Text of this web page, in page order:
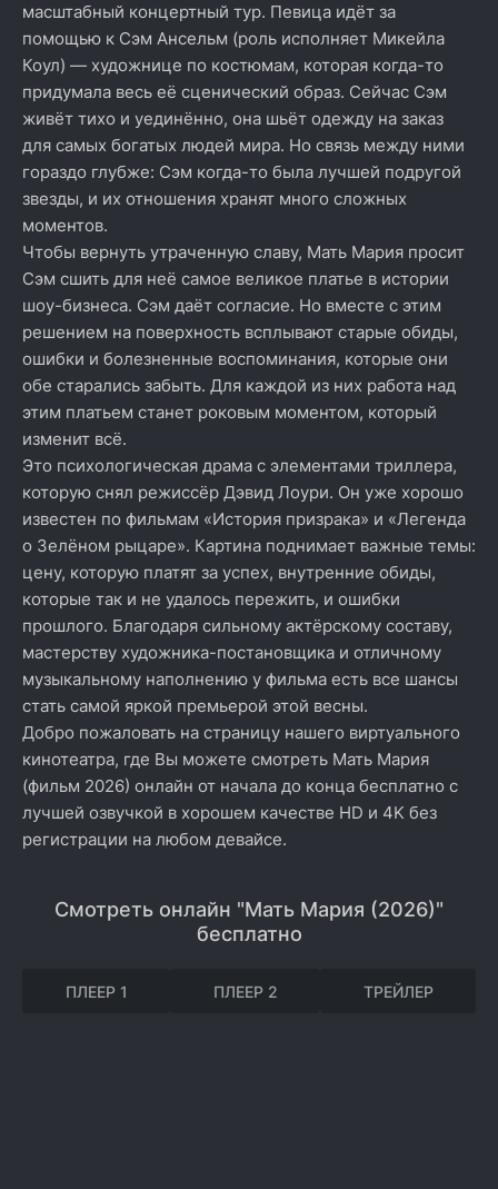
масштабный концертный тур. Певица идёт за
помощью к Сэм Ансельм (роль исполняет Микейла
Коул) — художнице по костюмам, которая когда-то
придумала весь её сценический образ. Сейчас Сэм
живёт тихо и уединённо, она шьёт одежду на заказ
для самых богатых людей мира. Но связь между ними
гораздо глубже: Сэм когда-то была лучшей подругой
звезды, и их отношения хранят много сложных
моментов.
Чтобы вернуть утраченную славу, Мать Мария просит
Сэм сшить для неё самое великое платье в истории
шоу-бизнеса. Сэм даёт согласие. Но вместе с этим
решением на поверхность всплывают старые обиды,
ошибки и болезненные воспоминания, которые они
обе старались забыть. Для каждой из них работа над
этим платьем станет роковым моментом, который
изменит всё.
Это психологическая драма с элементами триллера,
которую снял режиссёр Дэвид Лоури. Он уже хорошо
известен по фильмам «История призрака» и «Легенда
о Зелёном рыцаре». Картина поднимает важные темы:
цену, которую платят за успех, внутренние обиды,
которые так и не удалось пережить, и ошибки
прошлого. Благодаря сильному актёрскому составу,
мастерству художника-постановщика и отличному
музыкальному наполнению у фильма есть все шансы
стать самой яркой премьерой этой весны.
Добро пожаловать на страницу нашего виртуального
кинотеатра, где Вы можете смотреть Мать Мария
(фильм 2026) онлайн от начала до конца бесплатно с
лучшей озвучкой в хорошем качестве HD и 4K без
регистрации на любом девайсе.
Смотреть онлайн "Мать Мария (2026)"
бесплатно
ПЛЕЕР 1 ПЛЕЕР 2 ТРЕЙЛЕР